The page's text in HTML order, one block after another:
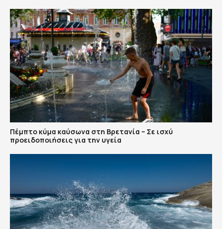
Πέμπτο κύμα καύσωνα στη Βρετανία – Σε ισχύ
προειδοποιήσεις για την υγεία